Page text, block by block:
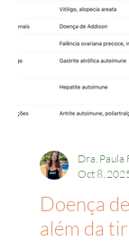
Doença de
além da
Dra. Paula
Oct 8,